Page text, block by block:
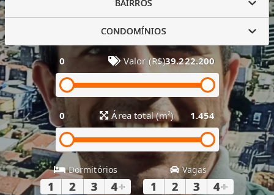
BAIRROS
CONDOMÍNIOS
0 Valor (R$)39.222.200
0 Área total (m²) 1.454
Dormitórios
1 2 3 4+
Vagas
1 2 3 4+